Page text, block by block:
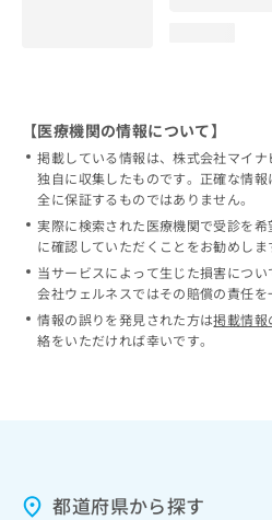
【医療機関の情報について】
掲載している情報は、株式会社マイ
独自に収集したものです。正確な情
全に保証するものではありません。
実際に検索された医療機関で受診を
に確認していただくことをお勧めしま
当サービスによって生じた損害につ
会社ウェルネスではその賠償の責任を
情報の誤りを発見された方は掲載情報
絡をいただければ幸いです。
都道府県から探す